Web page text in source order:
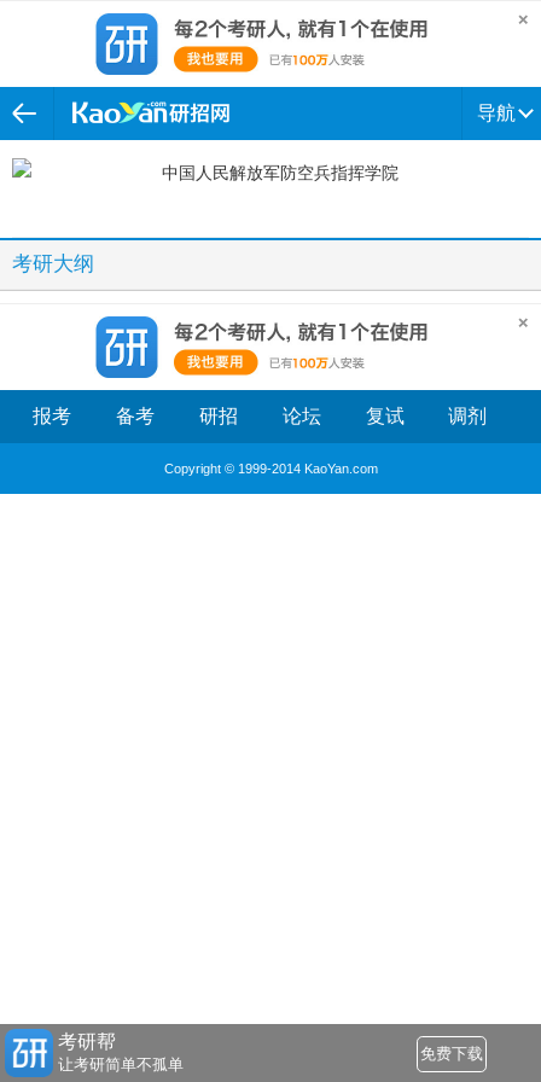
导航
考研大纲
报考 备考 研招 论坛 复试 调剂
Copyright © 1999-2014 KaoYan.com
考研帮
让考研简单不孤单
免费下载